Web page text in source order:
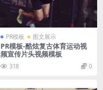
PR模板 图文展示
PR模板-酷炫复古体育运动视
频宣传片头视频模板
318 0